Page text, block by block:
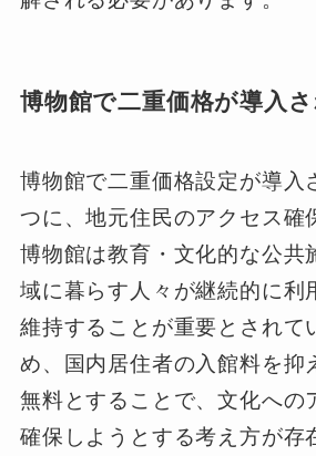
博物館で二重価格が導入
博物館で二重価格設定が導入
つに、地元住民のアクセス確
博物館は教育・文化的な公共
域に暮らす人々が継続的に利
維持することが重要とされて
め、国内居住者の入館料を抑
無料とすることで、文化への
確保しようとする考え方が存